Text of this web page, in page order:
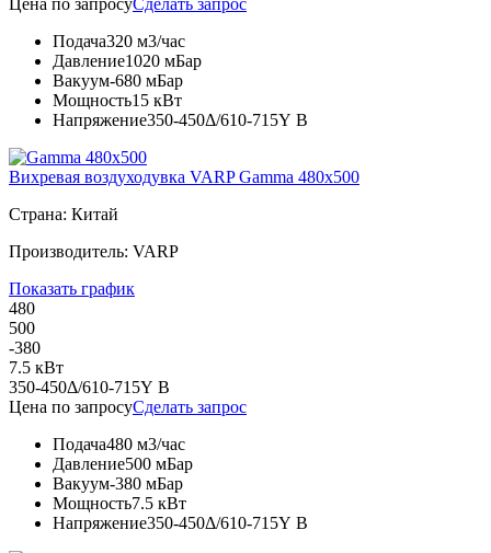
Подача320 м3/час
Давление1020 мБар
Вакуум-680 мБар
Мощность15 кВт
Напряжение350-450Δ/610-715Y В
Вихревая воздуходувка VARP Gamma 480x500
Страна: Китай
Производитель: VARP
Показать график
480
500
-380
7.5 кВт
350-450Δ/610-715Y В
Цена по запросуСделать запрос
Подача480 м3/час
Давление500 мБар
Вакуум-380 мБар
Мощность7.5 кВт
Напряжение350-450Δ/610-715Y В